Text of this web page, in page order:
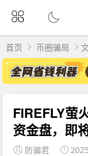
首页 币圈骗局
FIREFLY萤
资金盘，即
防骗君